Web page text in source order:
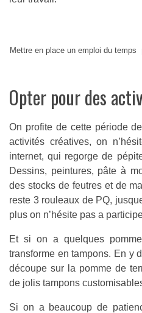
Mettre en place un emploi du
Opter pour des
On profite de cette période
activités créatives, on
internet, qui regorge de
Dessins, peintures, pâte à
des stocks de feutres et de
reste 3 rouleaux de PQ,
plus on n’hésite pas a
Et si on a quelques
transforme en tampons. En y
découpe sur la pomme de
de jolis tampons
Si on a beaucoup de